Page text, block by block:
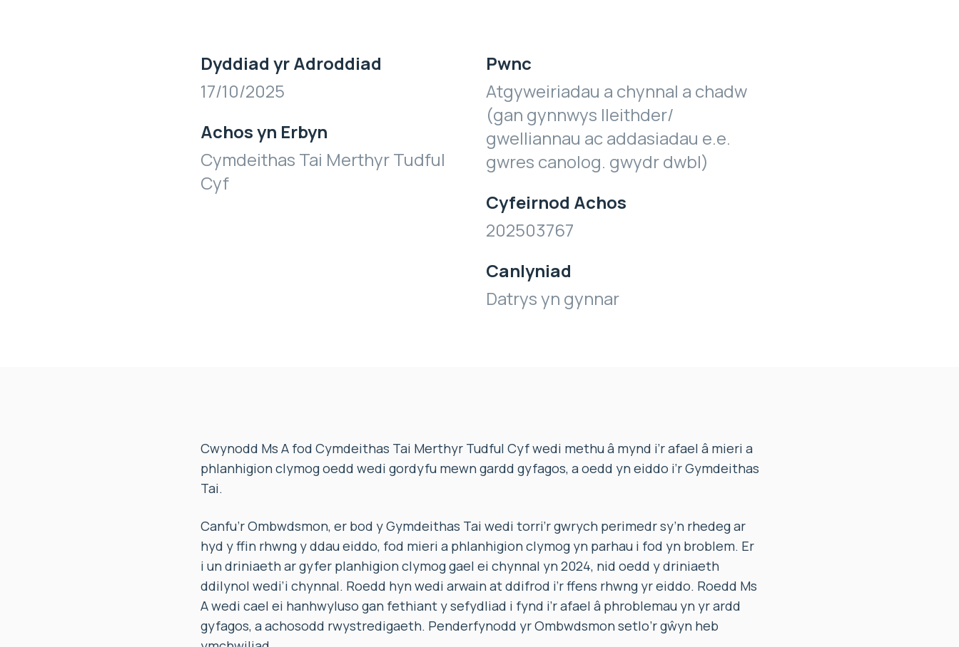
Dyddiad yr Adroddiad
17/10/2025
Achos yn Erbyn
Cymdeithas Tai Merthyr Tudful
Cyf
Pwnc
Atgyweiriadau a chynnal a chadw
(gan gynnwys lleithder/
gwelliannau ac addasiadau e.e.
gwres canolog. gwydr dwbl)
Cyfeirnod Achos
202503767
Canlyniad
Datrys yn gynnar
Cwynodd Ms A fod Cymdeithas Tai Merthyr Tudful Cyf wedi methu â mynd i’r afael â mieri a
phlanhigion clymog oedd wedi gordyfu mewn gardd gyfagos, a oedd yn eiddo i’r Gymdeithas
Tai.
Canfu’r Ombwdsmon, er bod y Gymdeithas Tai wedi torri’r gwrych perimedr sy’n rhedeg ar
hyd y ffin rhwng y ddau eiddo, fod mieri a phlanhigion clymog yn parhau i fod yn broblem. Er
i un driniaeth ar gyfer planhigion clymog gael ei chynnal yn 2024, nid oedd y driniaeth
ddilynol wedi’i chynnal. Roedd hyn wedi arwain at ddifrod i’r ffens rhwng yr eiddo. Roedd Ms
A wedi cael ei hanhwyluso gan fethiant y sefydliad i fynd i’r afael â phroblemau yn yr ardd
gyfagos, a achosodd rwystredigaeth. Penderfynodd yr Ombwdsmon setlo’r gŵyn heb